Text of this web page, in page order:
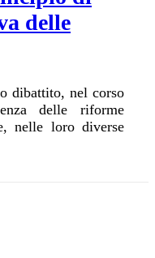
delle
dibattito, nel corso
delle riforme
nelle loro diverse